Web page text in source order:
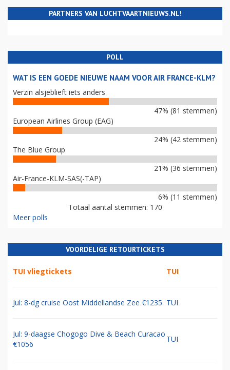
PARTNERS VAN LUCHTVAARTNIEUWS.NL!
POLL
WAT IS EEN GOEDE NIEUWE NAAM VOOR AIR FRANCE-KLM?
Verzin alsjeblieft iets anders
47% (81 stemmen)
European Airlines Group (EAG)
24% (42 stemmen)
The Blue Group
21% (36 stemmen)
Air-France-KLM-SAS(-TAP)
6% (11 stemmen)
Totaal aantal stemmen: 170
Meer polls
VOORDELIGE RETOURTICKETS
TUI vliegtickets TUI
Jul: 8-dg cruise Oost Middellandse Zee €1235 TUI
Jul: 9-daagse Chogogo Dive & Beach Curacao
€1056
TUI